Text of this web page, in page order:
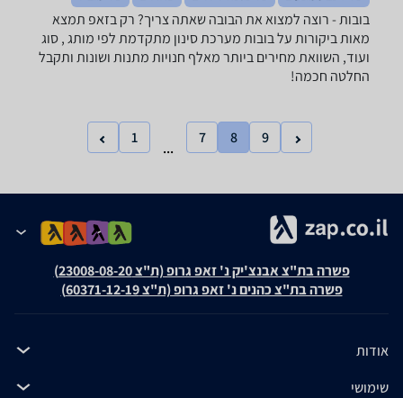
בובות - רוצה למצוא את הבובה שאתה צריך? רק בזאפ תמצא
מאות ביקורות על בובות מערכת סינון מתקדמת לפי מותג , סוג
ועוד, השוואת מחירים ביותר מאלף חנויות מתנות ושונות ותקבל
החלטה חכמה!
1
...
7 8 9
פשרה בת"צ אבנצ'יק נ' זאפ גרופ (ת"צ 23008-08-20)
פשרה בת"צ כהנים נ' זאפ גרופ (ת"צ 60371-12-19)
אודות
שימושי